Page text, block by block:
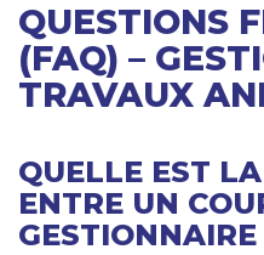
QUESTIONS
(FAQ) –
TRAVAUX
QUELLE EST
ENTRE UN